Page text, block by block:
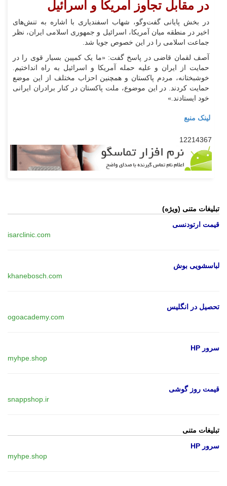
در مقابل تجاوز آمریکا و اسرائیل
در بخش پایانی گفت‌وگو، شهاب اسفندیاری با اشاره به تنش‌های
اخیر در منطقه میان آمریکا، اسرائیل و جمهوری اسلامی ایران، نظر
جماعت اسلامی را در این خصوص جویا شد.
آصف لقمان قاضی در پاسخ گفت: «ما یک کمپین بسیار قوی را در
حمایت از ایران و علیه حمله آمریکا و اسرائیل به راه انداختیم.
خوشبختانه، مردم پاکستان و همچنین احزاب مختلف از این موضع
حمایت کردند. در این موضوع، ملت پاکستان در کنار برادران ایرانی
خود ایستادند.»
لینک منبع
12214367
تبلیغات متنی (ویژه)
قیمت ارتودنسی
isarclinic.com
لباسشویی بوش
khanebosch.com
تحصیل در انگلیس
ogoacademy.com
سرور HP
myhpe.shop
قیمت روز گوشی
snappshop.ir
تبلیغات متنی
سرور HP
myhpe.shop